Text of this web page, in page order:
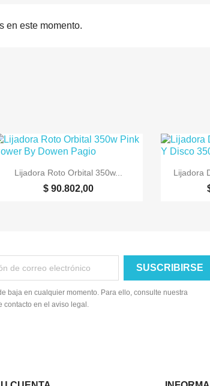
en este momento.
 Vista rápida
Lijadora Roto Orbital 350w...
$ 90.802,00
Lijadora
baja en cualquier momento. Para ello, consulte nuestra
contacto en el aviso legal.